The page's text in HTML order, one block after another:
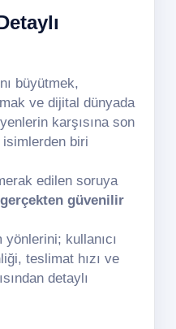
büyütmek,
ve dijital dünyada
karşısına son
isimlerden biri
edilen soruya
güvenilir
yönlerini; kullanıcı
teslimat hızı ve
detaylı